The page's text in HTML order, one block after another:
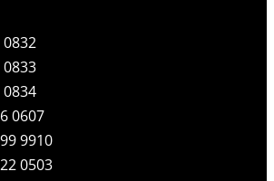
0832
0833
0834
0607
9910
0503